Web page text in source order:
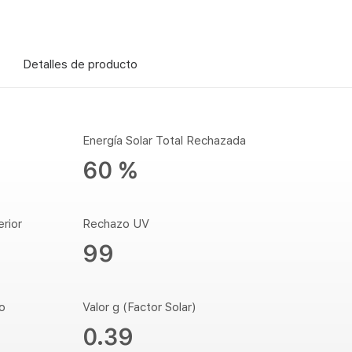
Detalles de producto
Energía Solar Total Rechazada
60 %
Rechazo UV
99
Valor g (Factor Solar)
0.39